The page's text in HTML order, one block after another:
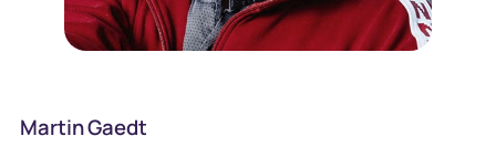
Martin Gaedt